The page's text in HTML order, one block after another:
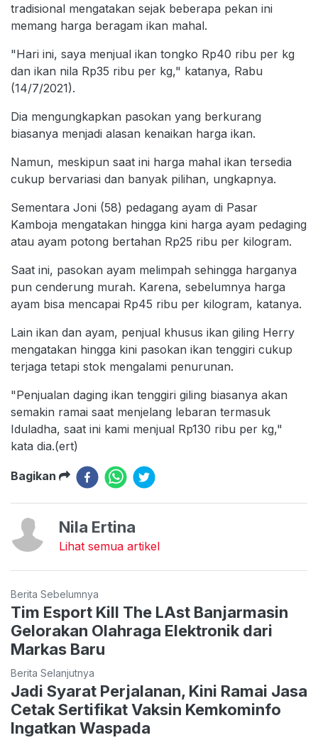
tradisional mengatakan sejak beberapa pekan ini
memang harga beragam ikan mahal.
"Hari ini, saya menjual ikan tongko Rp40 ribu per kg
dan ikan nila Rp35 ribu per kg," katanya, Rabu
(14/7/2021).
Dia mengungkapkan pasokan yang berkurang
biasanya menjadi alasan kenaikan harga ikan.
Namun, meskipun saat ini harga mahal ikan tersedia
cukup bervariasi dan banyak pilihan, ungkapnya.
Sementara Joni (58) pedagang ayam di Pasar
Kamboja mengatakan hingga kini harga ayam pedaging
atau ayam potong bertahan Rp25 ribu per kilogram.
Saat ini, pasokan ayam melimpah sehingga harganya
pun cenderung murah. Karena, sebelumnya harga
ayam bisa mencapai Rp45 ribu per kilogram, katanya.
Lain ikan dan ayam, penjual khusus ikan giling Herry
mengatakan hingga kini pasokan ikan tenggiri cukup
terjaga tetapi stok mengalami penurunan.
"Penjualan daging ikan tenggiri giling biasanya akan
semakin ramai saat menjelang lebaran termasuk
Iduladha, saat ini kami menjual Rp130 ribu per kg,"
kata dia.(ert)
Bagikan
Nila Ertina
Lihat semua artikel
Berita Sebelumnya
Tim Esport Kill The LAst Banjarmasin
Gelorakan Olahraga Elektronik dari
Markas Baru
Berita Selanjutnya
Jadi Syarat Perjalanan, Kini Ramai Jasa
Cetak Sertifikat Vaksin Kemkominfo
Ingatkan Waspada